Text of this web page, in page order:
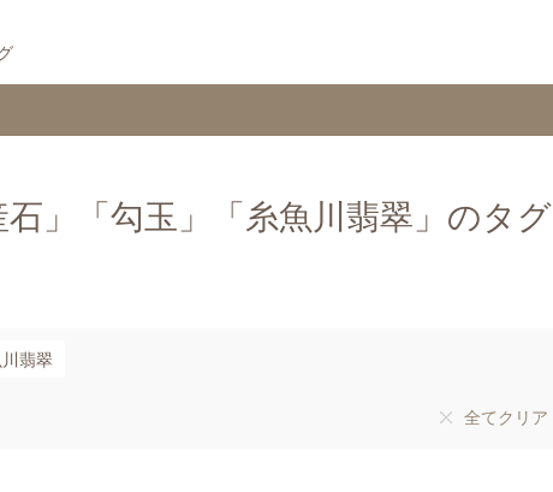
石」「勾玉」「糸魚川翡翠」のタグ
翡翠
全てクリア